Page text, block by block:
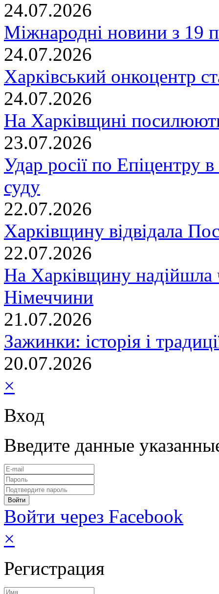
24.07.2026
Міжнародні новини з 19
24.07.2026
Харківський онкоцентр
24.07.2026
На Харківщині
23.07.2026
Удар росії по Епіцентру
суду
22.07.2026
Харківщину відвідала
22.07.2026
На Харківщину надійшла
Німеччини
21.07.2026
Зажинки: історія і
20.07.2026
×
Вход
Введите данные
Войти через Facebook
×
Регистрация